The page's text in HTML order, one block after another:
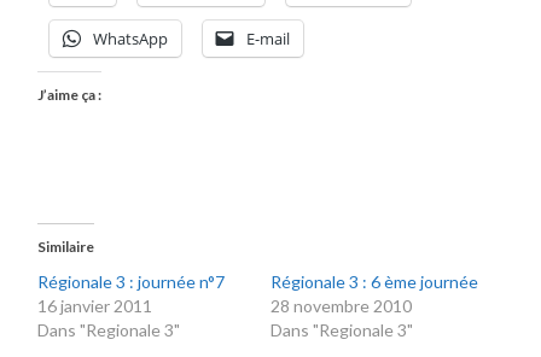
WhatsApp E-mail
J’aime ça :
Similaire
Régionale 3 : journée n°7
16 janvier 2011
Dans "Regionale 3"
Régionale 3 : 6 ème journée
28 novembre 2010
Dans "Regionale 3"